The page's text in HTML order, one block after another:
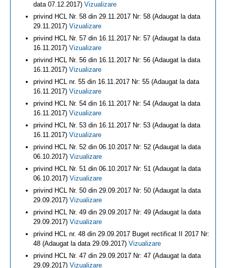
data 07.12.2017) Vizualizare
privind HCL Nr. 58 din 29.11.2017 Nr: 58 (Adaugat la data
29.11.2017) Vizualizare
privind HCL Nr. 57 din 16.11.2017 Nr: 57 (Adaugat la data
16.11.2017) Vizualizare
privind HCL Nr. 56 din 16.11.2017 Nr: 56 (Adaugat la data
16.11.2017) Vizualizare
privind HCL nr. 55 din 16.11.2017 Nr: 55 (Adaugat la data
16.11.2017) Vizualizare
privind HCL Nr. 54 din 16.11.2017 Nr: 54 (Adaugat la data
16.11.2017) Vizualizare
privind HCL Nr. 53 din 16.11.2017 Nr: 53 (Adaugat la data
16.11.2017) Vizualizare
privind HCL Nr. 52 din 06.10.2017 Nr: 52 (Adaugat la data
06.10.2017) Vizualizare
privind HCL Nr. 51 din 06.10.2017 Nr: 51 (Adaugat la data
06.10.2017) Vizualizare
privind HCL Nr. 50 din 29.09.2017 Nr: 50 (Adaugat la data
29.09.2017) Vizualizare
privind HCL Nr. 49 din 29.09.2017 Nr: 49 (Adaugat la data
29.09.2017) Vizualizare
privind HCL nr. 48 din 29.09.2017 Buget rectificat II 2017 Nr:
48 (Adaugat la data 29.09.2017) Vizualizare
privind HCL Nr. 47 din 29.09.2017 Nr: 47 (Adaugat la data
29.09.2017) Vizualizare